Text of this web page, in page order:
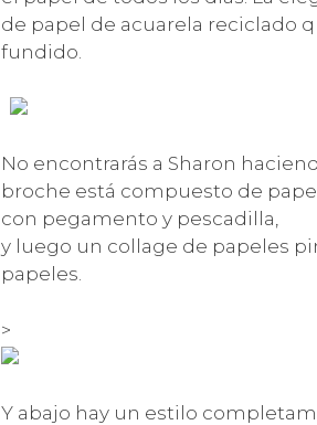
de papel de acuarela reciclado
fundido.
No encontrarás a Sharon
broche está compuesto de
con pegamento y pescadilla,
y luego un collage de papeles
papeles.
>
Y abajo hay un estilo